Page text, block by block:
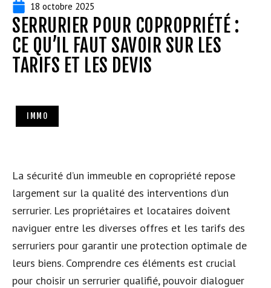
18 octobre 2025
SERRURIER POUR COPROPRIÉTÉ :
CE QU’IL FAUT SAVOIR SUR LES
TARIFS ET LES DEVIS
IMMO
La sécurité d’un immeuble en copropriété repose
largement sur la qualité des interventions d’un
serrurier. Les propriétaires et locataires doivent
naviguer entre les diverses offres et les tarifs des
serruriers pour garantir une protection optimale de
leurs biens. Comprendre ces éléments est crucial
pour choisir un serrurier qualifié, pouvoir dialoguer